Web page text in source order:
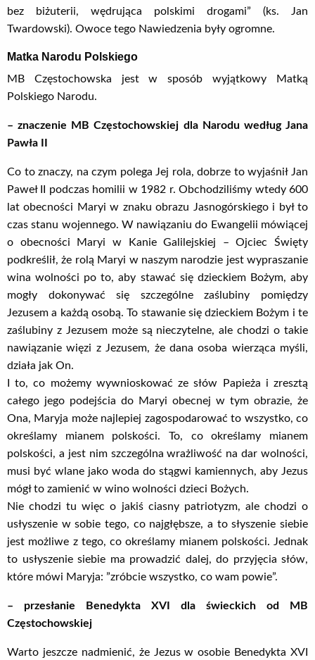
bez biżuterii, wędrująca polskimi drogami” (ks. Jan
Twardowski). Owoce tego Nawiedzenia były ogromne.
Matka Narodu Polskiego
MB Częstochowska jest w sposób wyjątkowy Matką
Polskiego Narodu.
– znaczenie MB Częstochowskiej dla Narodu według Jana
Pawła II
Co to znaczy, na czym polega Jej rola, dobrze to wyjaśnił Jan
Paweł II podczas homilii w 1982 r. Obchodziliśmy wtedy 600
lat obecności Maryi w znaku obrazu Jasnogórskiego i był to
czas stanu wojennego. W nawiązaniu do Ewangelii mówiącej
o obecności Maryi w Kanie Galilejskiej – Ojciec Święty
podkreślił, że rolą Maryi w naszym narodzie jest wypraszanie
wina wolności po to, aby stawać się dzieckiem Bożym, aby
mogły dokonywać się szczególne zaślubiny pomiędzy
Jezusem a każdą osobą. To stawanie się dzieckiem Bożym i te
zaślubiny z Jezusem może są nieczytelne, ale chodzi o takie
nawiązanie więzi z Jezusem, że dana osoba wierząca myśli,
działa jak On.
I to, co możemy wywnioskować ze słów Papieża i zresztą
całego jego podejścia do Maryi obecnej w tym obrazie, że
Ona, Maryja może najlepiej zagospodarować to wszystko, co
określamy mianem polskości. To, co określamy mianem
polskości, a jest nim szczególna wrażliwość na dar wolności,
musi być wlane jako woda do stągwi kamiennych, aby Jezus
mógł to zamienić w wino wolności dzieci Bożych.
Nie chodzi tu więc o jakiś ciasny patriotyzm, ale chodzi o
usłyszenie w sobie tego, co najgłębsze, a to słyszenie siebie
jest możliwe z tego, co określamy mianem polskości. Jednak
to usłyszenie siebie ma prowadzić dalej, do przyjęcia słów,
które mówi Maryja: ”zróbcie wszystko, co wam powie”.
– przesłanie Benedykta XVI dla świeckich od MB
Częstochowskiej
Warto jeszcze nadmienić, że Jezus w osobie Benedykta XVI